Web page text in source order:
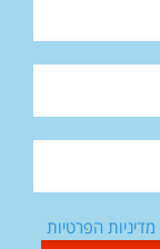
מדיניות הפרטיות